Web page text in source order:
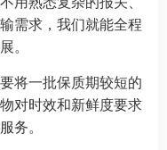
需求，我们就能全程
。
将一批保质期较短的
对时效和新鲜度要求
务。